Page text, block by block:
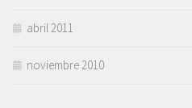
abril 2011
noviembre 2010